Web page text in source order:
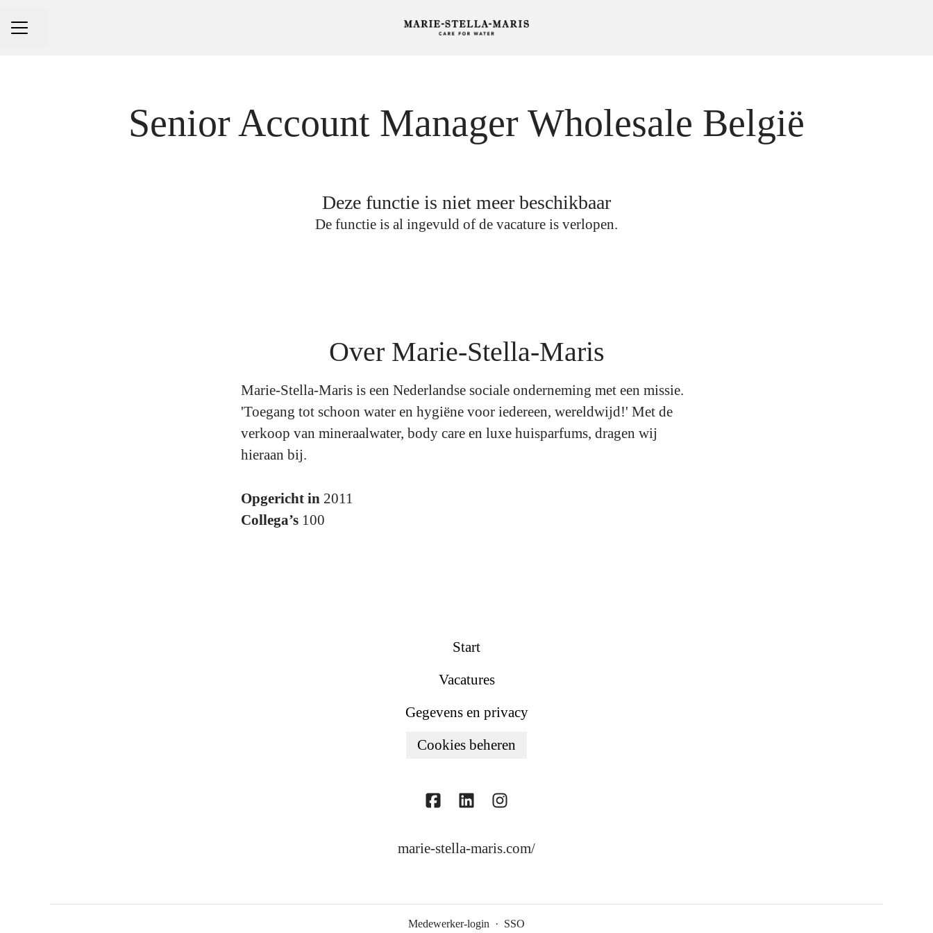
CARRIÈREMENU
Pagina delen
Senior Account Manager Wholesale België
Deze functie is niet meer beschikbaar
De functie is al ingevuld of de vacature is verlopen.
Over Marie-Stella-Maris
Marie-Stella-Maris is een Nederlandse sociale onderneming met een missie.
'Toegang tot schoon water en hygiëne voor iedereen, wereldwijd!' Met de
verkoop van mineraalwater, body care en luxe huisparfums, dragen wij
hieraan bij.
Opgericht in 2011
Collega’s 100
Start
Vacatures
Gegevens en privacy
Cookies beheren
marie-stella-maris.com/
Medewerker-login · SSO